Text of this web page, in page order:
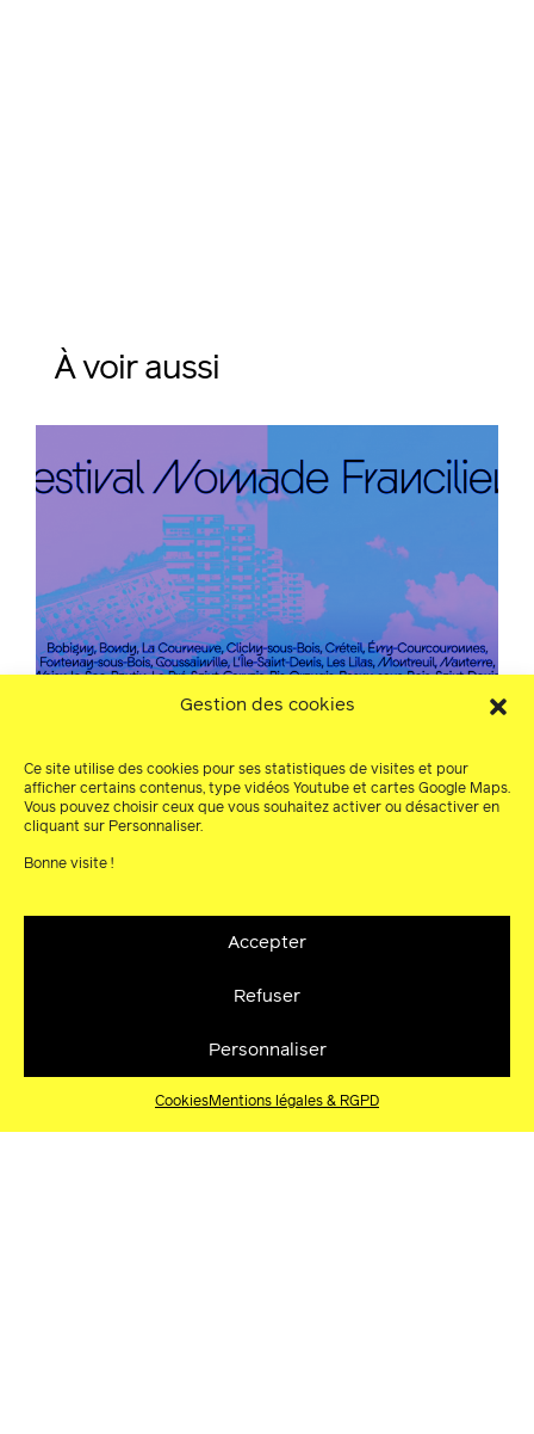
Gestion des cookies
Ce site utilise des cookies pour ses statistiques de visites et pour
afficher certains contenus, type vidéos Youtube et cartes Google Maps.
Vous pouvez choisir ceux que vous souhaitez activer ou désactiver en
cliquant sur Personnaliser.
Bonne visite !
Accepter
Refuser
Personnaliser
CookiesMentions légales & RGPD
À voir aussi
Africolor 35ème édition – Teaser La
programmation de la 35ème édition d’Africolor